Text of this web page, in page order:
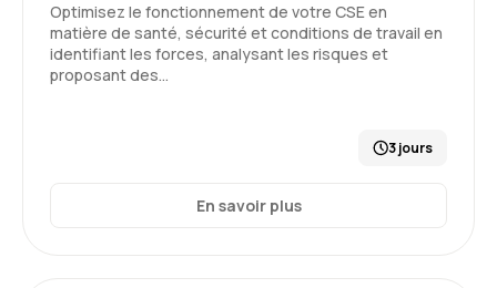
La formation était très intéressante ! Je repars
avec des outils concrets et j'ai élargi mes
Optimisez le fonctionnement de votre CSE en
matière de santé, sécurité et conditions de travail en
identifiant les forces, analysant les risques et
proposant des…
3 jours
En savoir plus